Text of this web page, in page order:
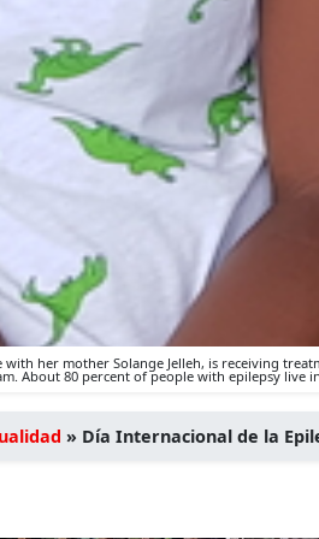
with her mother Solange Jelleh, is receiving
About 80 percent of people with epilepsy live
» Día Internacional de la